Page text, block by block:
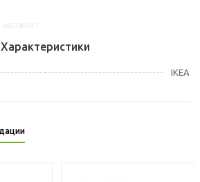
Характеристики
IKEA